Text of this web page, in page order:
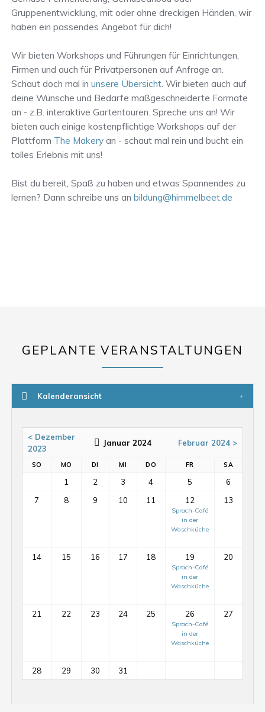
Gruppenentwicklung, mit oder ohne dreckigen Händen, wir
haben ein passendes Angebot für dich!
Wir bieten Workshops und Führungen für Einrichtungen,
Firmen und auch für Privatpersonen auf Anfrage an.
Schaut doch mal in unsere Übersicht. Wir bieten auch auf
deine Wünsche und Bedarfe maßgeschneiderte Formate
an - z.B. interaktive Gartentouren. Spreche uns an! Wir
bieten auch einige kostenpflichtige Workshops auf der
Plattform The Makeryan - schaut mal rein und bucht ein
tolles Erlebnis mit uns!
Bist du bereit, Spaß zu haben und etwas Spannendes zu
lernen? Dann schreibe uns an bildung@himmelbeet.de
GEPLANTE VERANSTALTUNGEN
Kalenderansicht
< Dezember
2023
Januar 2024 Februar 2024 >
SO MO DI MI DO FR SA
1 2 3 4 5
6
7
8 9 10 11 12
Sprach-Café
in der
Waschküche
13
14 15 16 17 18 19
Sprach-Café
in der
Waschküche
20
21 22 23 24 25 26
Sprach-Café
in der
Waschküche
27
28 29 30 31
Tag